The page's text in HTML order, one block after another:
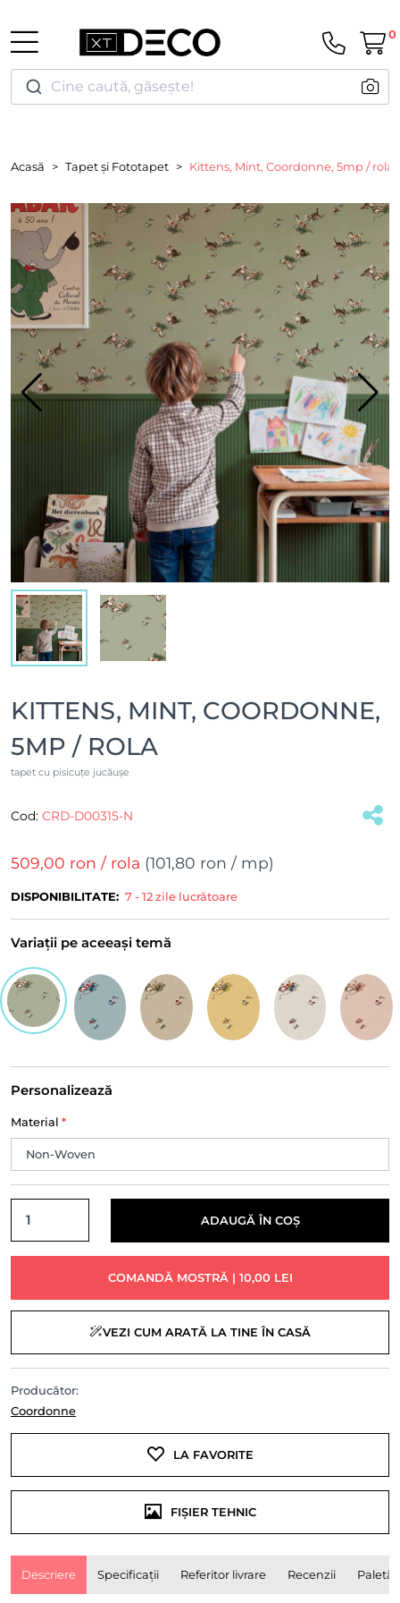
Cine caută, găsește!
0
Acasă Tapet și Fototapet Kittens, Mint, Coordonne, 5mp / rola
KITTENS, MINT, COORDONNE,
5MP / ROLA
tapet cu pisicuțe jucăușe
Cod: CRD-D00315-N
509,00 ron / rola (101,80 ron / mp)
DISPONIBILITATE: 7 - 12 zile lucrătoare
Variații pe aceeași temă
Personalizează
Material *
ADAUGĂ ÎN COȘ
COMANDĂ MOSTRĂ | 10,00 LEI
VEZI CUM ARATĂ LA TINE ÎN CASĂ
Producător:
Coordonne
LA FAVORITE
FIȘIER TEHNIC
Descriere Specificații Referitor livrare Recenzii Paletă